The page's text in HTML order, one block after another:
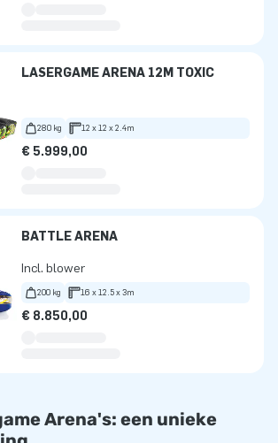
LASERGAME ARENA 12M TOXIC
280 kg 12 x 12 x 2.4m
€ 5.999,00
BATTLE ARENA
Incl. blower
200 kg 16 x 12.5 x 3m
€ 8.850,00
Arena's: een unieke